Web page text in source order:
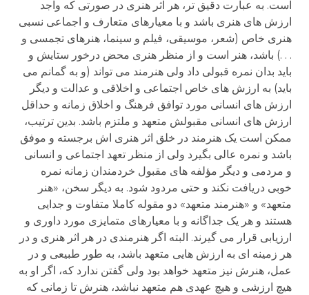
است. به عبارت دقیق تر، هر اثر هنری در صورتی که واجد
ارزش های هنری باشد و با معیارهای متعارف و اجماعی نسبی
هنری خاص (شعر، موسیقی، فیلم و سینما، هنرهای تجمسی و
. . .) باشد، هنر است و از منظر هنری محض درخور ستایش و
باید بدان نمره قبولی داد ولی هنرمند می تواند (و به گمانم می
باید) به ارزش های خاص اجتماعی و اخلاقی و عدالت و دیگر
ارزش های انسانی مورد توافق فرهنگ و اخلاق زمانه و حداقل
ارزش های انسانی مقبولش متعهد و ملتزم باشد. بدین ترتیب،
ممکن است یک هنرمند در خلق اثر هنری اش برجسته و موفق
باشد و نمره عالی بگیرد ولی از منظر تعهد اجتماعی و انسانی
و مردمی و دیگر مؤلفه های مقبول خردمندان زمانه نمره
خوبی دریافت نکند و حتی مردود شود. به دیگر سخن، «هنر
متعهد» و «هنرمند متعهد» دو مقوله کاملا متفاوت و جدایی
هستند و هر یک جداگانه و با معیارهای متمایزی مورد داوری و
ارزیابی قرار می گیرند. البته اگر هنرمندی در هر اثر هنری و در
هر زمینه ای به ارزش هایی متعهد باشد، به طور طبیعی و در
عمل، هنرش نیز متعهد خواهد بود ولی گفتن ندارد که، اگر او به
هیچ ارزشی و هیچ عهدی هم متعهد نباشد، هنرش تا زمانی که